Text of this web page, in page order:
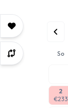
So
2
€233